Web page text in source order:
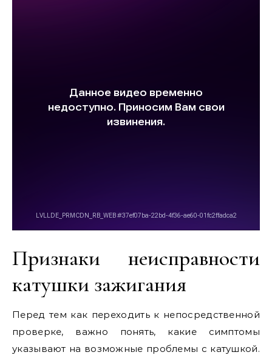
Признаки неисправности
катушки зажигания
Перед тем как переходить к непосредственной
проверке, важно понять, какие симптомы
указывают на возможные проблемы с катушкой.